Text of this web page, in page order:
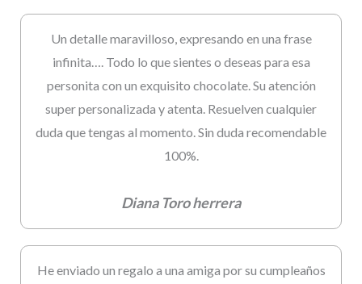
Un detalle maravilloso, expresando en una frase
infinita…. Todo lo que sientes o deseas para esa
personita con un exquisito chocolate. Su atención
super personalizada y atenta. Resuelven cualquier
duda que tengas al momento. Sin duda recomendable
100%.
Diana Toro herrera
He enviado un regalo a una amiga por su cumpleaños